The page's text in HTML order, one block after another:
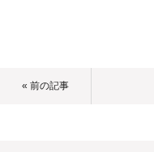
« 前の記事